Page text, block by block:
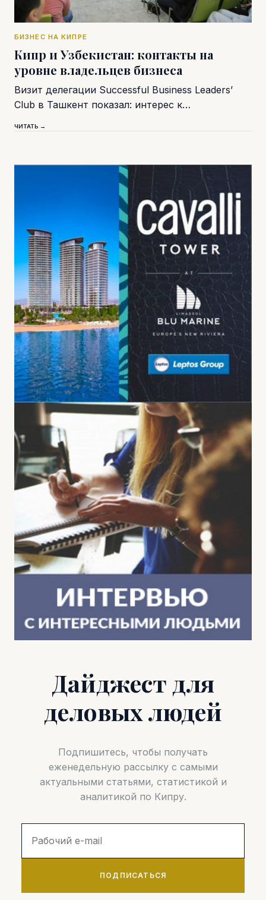
БИЗНЕС НА КИПРЕ
Кипр и Узбекистан: контакты на
уровне владельцев бизнеса
Визит делегации Successful Business Leaders’
Club в Ташкент показал: интерес к…
ЧИТАТЬ →
Дайджест для
деловых людей
Подпишитесь, чтобы получать
еженедельную рассылку с самыми
актуальными статьями, статистикой и
аналитикой по Кипру.
ПОДПИСАТЬСЯ